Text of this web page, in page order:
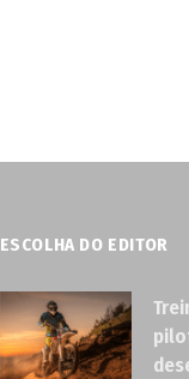
ESCOLHA DO EDITOR